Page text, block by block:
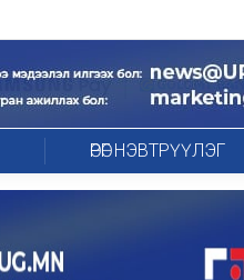
ӨРӨГ НЭВТРҮҮЛЭГ